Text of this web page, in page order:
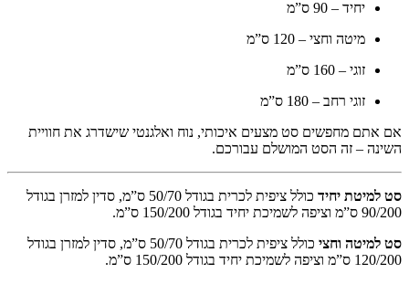
יחיד – 90 ס”מ
מיטה וחצי – 120 ס”מ
זוגי – 160 ס”מ
זוגי רחב – 180 ס”מ
אם אתם מחפשים סט מצעים איכותי, נוח ואלגנטי שישדרג את חוויית
השינה – זה הסט המושלם עבורכם.
סט למיטת יחיד
כולל ציפית לכרית בגודל 50/70 ס”מ, סדין למזרן בגודל
90/200 ס”מ וציפה לשמיכת יחיד בגודל 150/200 ס”מ.
סט למיטה וחצי
כולל ציפית לכרית בגודל 50/70 ס”מ, סדין למזרן בגודל
120/200 ס”מ וציפה לשמיכת יחיד בגודל 150/200 ס”מ.